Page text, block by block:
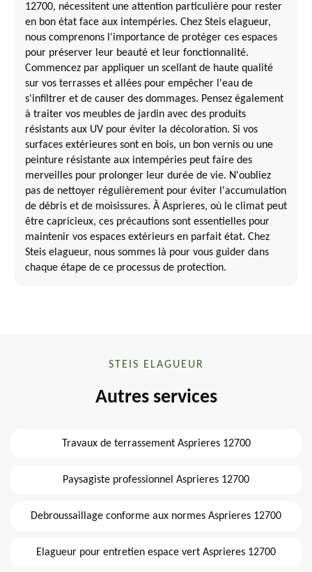
12700, nécessitent une attention particulière pour rester
en bon état face aux intempéries. Chez Steis elagueur,
nous comprenons l'importance de protéger ces espaces
pour préserver leur beauté et leur fonctionnalité.
Commencez par appliquer un scellant de haute qualité
sur vos terrasses et allées pour empêcher l'eau de
s'infiltrer et de causer des dommages. Pensez également
à traiter vos meubles de jardin avec des produits
résistants aux UV pour éviter la décoloration. Si vos
surfaces extérieures sont en bois, un bon vernis ou une
peinture résistante aux intempéries peut faire des
merveilles pour prolonger leur durée de vie. N'oubliez
pas de nettoyer régulièrement pour éviter l'accumulation
de débris et de moisissures. À Asprieres, où le climat peut
être capricieux, ces précautions sont essentielles pour
maintenir vos espaces extérieurs en parfait état. Chez
Steis elagueur, nous sommes là pour vous guider dans
chaque étape de ce processus de protection.
STEIS ELAGUEUR
Autres services
Travaux de terrassement Asprieres 12700
Paysagiste professionnel Asprieres 12700
Debroussaillage conforme aux normes Asprieres 12700
Elagueur pour entretien espace vert Asprieres 12700